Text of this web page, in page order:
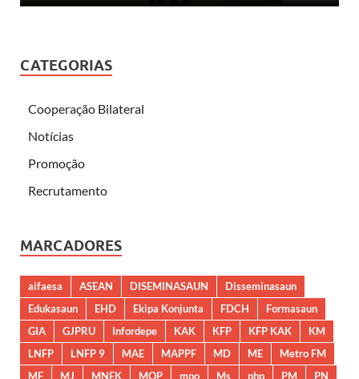
CATEGORIAS
Cooperação Bilateral
Notícias
Promoção
Recrutamento
MARCADORES
aifaesa ASEAN DISEMINASAUN
Disseminasaun
Edukasaun
EHD Ekipa Konjunta FDCH
Formasaun
GIA
GJPRU Infordepe KAK KFP KFP KAK
KM
LNFP
LNFP 9 MAE MAPPF MD ME
Metro FM
MF
MJ MNEK MOP mpo Ms php PM PN